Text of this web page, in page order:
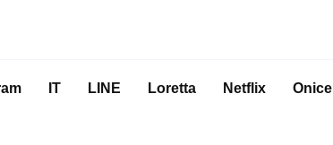
IT LINE Loretta Netflix Onice